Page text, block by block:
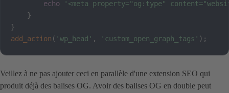
echo
'<meta property="og:type"
}
}
add_action ( 'wp_head' , 'custom_open_graph_tags' ) ;
Veillez à ne pas ajouter ceci en parallèle d'une extension SEO qui
produit déjà des balises OG. Avoir des balises OG en double peut